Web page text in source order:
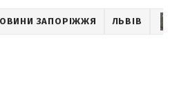
ЗАПОРІЖЖЯ ЛЬВІВ